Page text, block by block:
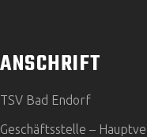
ANSCHRIFT
TSV Bad Endorf
Geschäftsstelle –